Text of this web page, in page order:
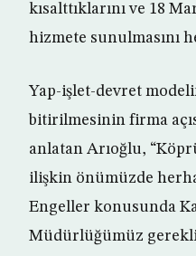
kısalttıklarını ve 18
hizmete sunulmasını
Yap-işlet-devret
bitirilmesinin firma
anlatan Arıoğlu,
ilişkin önümüzde
Engeller konusunda
Müdürlüğümüz